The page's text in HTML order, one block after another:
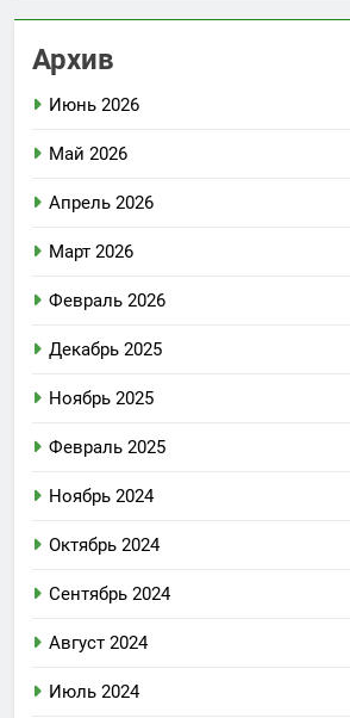
Архив
Июнь 2026
Май 2026
Апрель 2026
Март 2026
Февраль 2026
Декабрь 2025
Ноябрь 2025
Февраль 2025
Ноябрь 2024
Октябрь 2024
Сентябрь 2024
Август 2024
Июль 2024